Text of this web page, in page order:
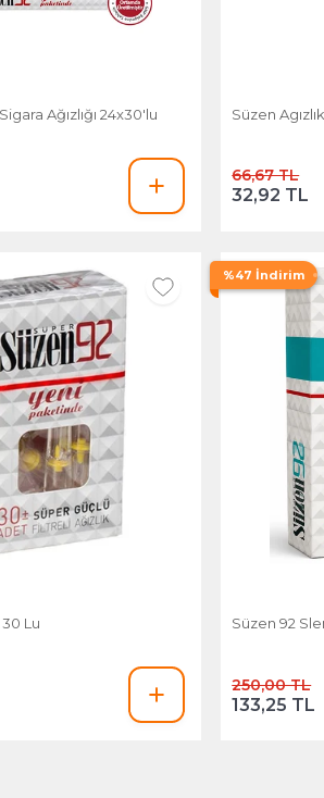
Ağızlığı 24x30'lu
Süzen
66,67 TL
32,92 TL
30 Lu
%47 İndirim
Süzen 92
250,00 TL
133,25 TL